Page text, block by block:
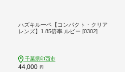
ハズキルーペ【コンパクト・クリア
レンズ】1.85倍率 ルビー [0302]
千葉県印西市
44,000 円